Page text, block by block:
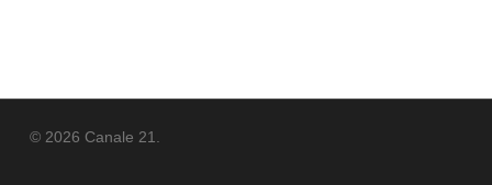
© 2026 Canale 21.